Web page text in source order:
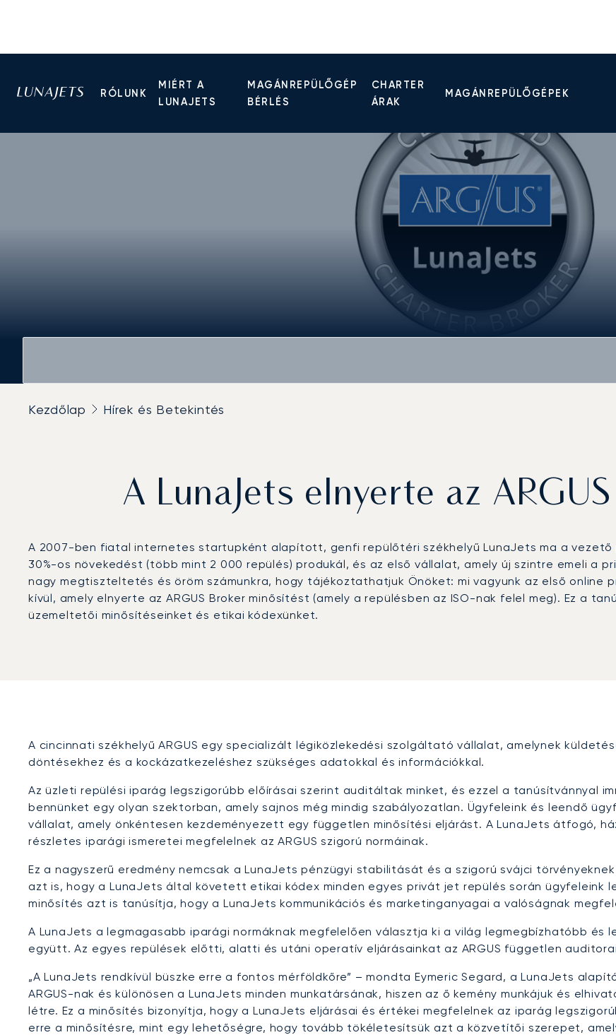
RÓLUNK
MIÉRT A
LUNAJETS
MAGÁNREPÜLŐGÉP
BÉRLÉS
CHARTER
ÁRAK
MAGÁNREPÜLŐGÉPEK
Kezdőlap Hírek és Betekintés
A LunaJets elnyerte az
A 2007-ben fiatal internetes startupként alapított, genfi repülőtéri székhelyű LunaJets ma a
30%-os növekedést (több mint 2 000 repülés) produkál, és az első vállalat, amely új szintre emeli a
nagy megtiszteltetés és öröm számunkra, hogy tájékoztathatjuk Önöket: mi vagyunk az első online
kívül, amely elnyerte az ARGUS Broker minősítést (amely a repülésben az ISO-nak felel meg). Ez a
üzemeltetői minősítéseinket és etikai kódexünket.
A cincinnati székhelyű ARGUS egy specializált légiközlekedési szolgáltató vállalat, amelynek
döntésekhez és a kockázatkezeléshez szükséges adatokkal és információkkal.
Az üzleti repülési iparág legszigorúbb előírásai szerint auditáltak minket, és ezzel a tanúsítvánnyal
bennünket egy olyan szektorban, amely sajnos még mindig szabályozatlan. Ügyfeleink és leendő
vállalat, amely önkéntesen kezdeményezett egy független minősítési eljárást. A LunaJets átfogó,
részletes iparági ismeretei megfelelnek az ARGUS szigorú normáinak.
Ez a nagyszerű eredmény nemcsak a LunaJets pénzügyi stabilitását és a szigorú svájci
azt is, hogy a LunaJets által követett etikai kódex minden egyes privát jet repülés során ügyfeleink
minősítés azt is tanúsítja, hogy a LunaJets kommunikációs és marketinganyagai a valóságnak
A LunaJets a legmagasabb iparági normáknak megfelelően választja ki a világ legmegbízhatóbb és
együtt. Az egyes repülések előtti, alatti és utáni operatív eljárásainkat az ARGUS független
„A LunaJets rendkívül büszke erre a fontos mérföldkőre” – mondta Eymeric Segard, a LunaJets
ARGUS-nak és különösen a LunaJets minden munkatársának, hiszen az ő kemény munkájuk és
létre. Ez a minősítés bizonyítja, hogy a LunaJets eljárásai és értékei megfelelnek az iparág
erre a minősítésre, mint egy lehetőségre, hogy tovább tökéletesítsük azt a közvetítői szerepet,